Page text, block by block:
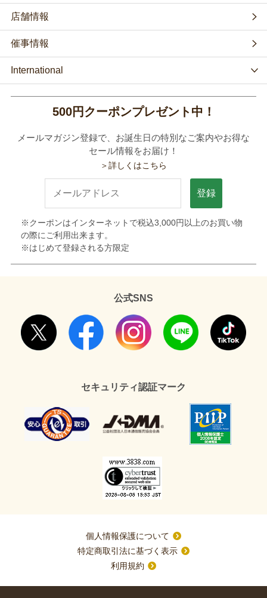
店舗情報
催事情報
International
500円クーポンプレゼント中！
メールマガジン登録で、お誕生日の特別なご案内やお得な
セール情報をお届け！
＞詳しくはこちら
登録
※クーポンはインターネットで税込3,000円以上のお買い物
の際にご利用出来ます。
※はじめて登録される方限定
公式SNS
セキュリティ認証マーク
個人情報保護について
特定商取引法に基づく表示
利用規約